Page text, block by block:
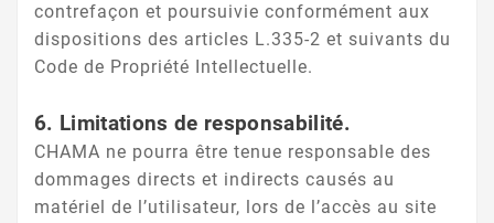
contrefaçon et poursuivie conformément aux
dispositions des articles L.335-2 et suivants du
Code de Propriété Intellectuelle.
6. Limitations de responsabilité.
CHAMA ne pourra être tenue responsable des
dommages directs et indirects causés au
matériel de l’utilisateur, lors de l’accès au site